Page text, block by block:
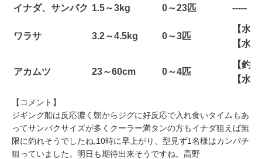
イナダ、サンパク 1.5～3kg 0～23匹 -----
ワラサ 3.2～4.5kg 0～3匹
【水
【水
アカムツ 23～60cm 0～4匹
【釣
【水
【コメント】
ジギング船は反応濃く朝からジグに好反応で入れ食いタイムもあ
ってサンパクサイズが多くクーラー満タンの方もイナダ狙えば無
限に釣れそうでしたね,10時に早上がり、型見ず1名様はカンパチ
狙っていました。明日も期待出来そうですね。高野